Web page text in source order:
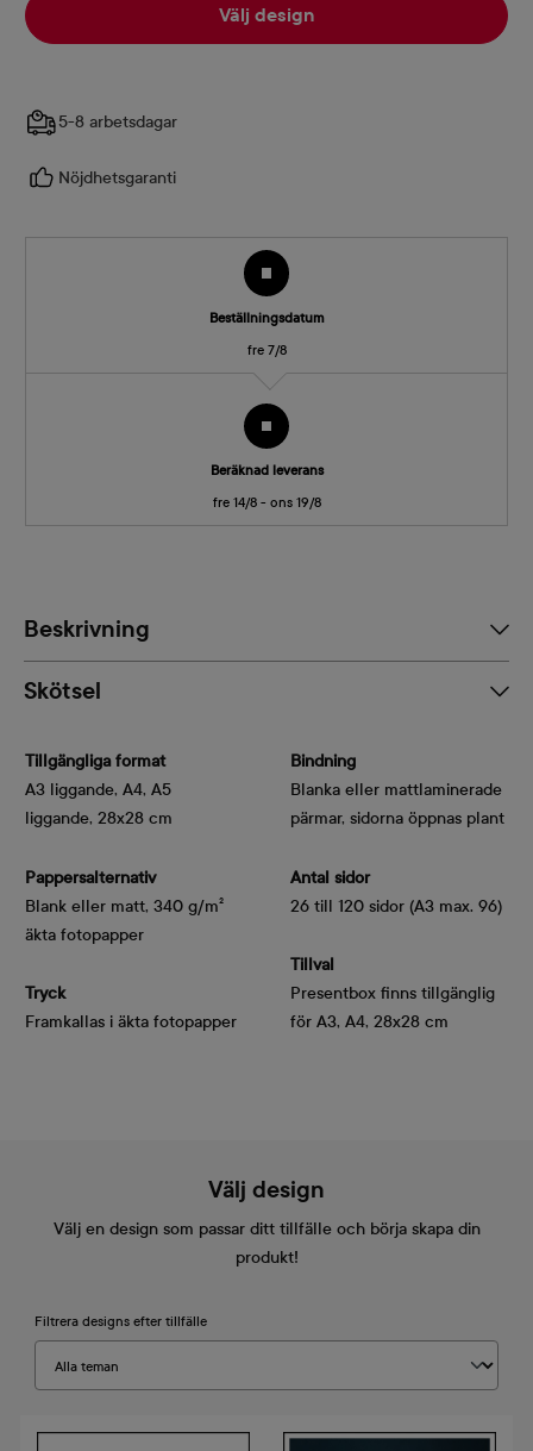
Välj design
5-8 arbetsdagar
Nöjdhetsgaranti
Beställningsdatum
fre 7/8
Beräknad leverans
fre 14/8 - ons 19/8
Beskrivning
Skötsel
Tillgängliga format
A3 liggande, A4, A5
liggande, 28x28 cm
Pappersalternativ
Blank eller matt, 340 g/m²
äkta fotopapper
Tryck
Framkallas i äkta fotopapper
Bindning
Blanka eller mattlaminerade
pärmar, sidorna öppnas plant
Antal sidor
26 till 120 sidor (A3 max. 96)
Tillval
Presentbox finns tillgänglig
för A3, A4, 28x28 cm
Välj design
Välj en design som passar ditt tillfälle och börja skapa din
produkt!
Filtrera designs efter tillfälle